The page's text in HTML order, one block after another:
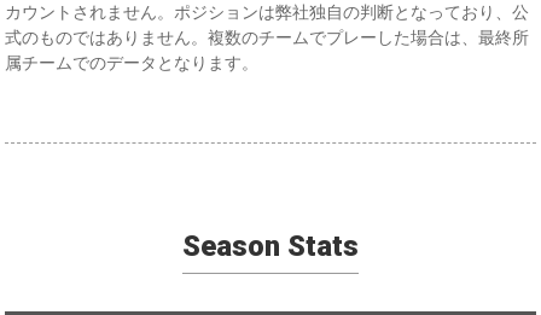
カウントされません。ポジションは弊社独自の判断となっており、公
式のものではありません。複数のチームでプレーした場合は、最終所
属チームでのデータとなります。
Season Stats